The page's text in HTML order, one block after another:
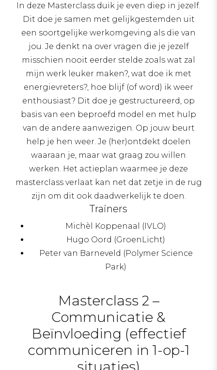
In deze Masterclass duik je even diep in jezelf.
Dit doe je samen met gelijkgestemden uit
een soortgelijke werkomgeving als die van
jou. Je denkt na over vragen die je jezelf
misschien nooit eerder stelde zoals wat zal
mijn werk leuker maken?, wat doe ik met
energievreters?, hoe blijf (of word) ik weer
enthousiast? Dit doe je gestructureerd, op
basis van een beproefd model en met hulp
van de andere aanwezigen. Op jouw beurt
help je hen weer. Je (her)ontdekt doelen
waaraan je, maar wat graag zou willen
werken. Het actieplan waarmee je deze
masterclass verlaat kan net dat zetje in de rug
zijn om dit ook daadwerkelijk te doen.
Trainers
Michèl Koppenaal (IVLO)
Hugo Oord (GroenLicht)
Peter van Barneveld (Polymer Science
Park)
Masterclass 2 –
Communicatie &
Beïnvloeding (effectief
communiceren in 1-op-1
situaties)